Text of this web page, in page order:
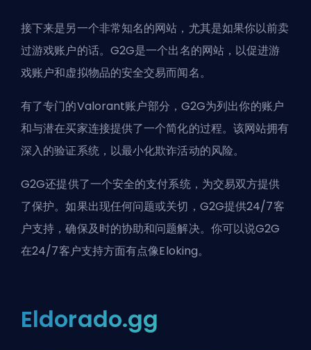
接下来是另一个非常知名的网站，尤其是如果你以前卖
过游戏账户的话。G2G是一个出名的网站，以促进游
戏账户和虚拟物品的安全交易而闻名。
有了专门的Valorant账户部分，G2G为列出你的账户
和与潜在买家连接提供了一个简化的过程。该网站拥有
深入的验证系统，以最小化欺诈活动的风险。
G2G还提供了一个安全的支付系统，为交易双方提供
了保护。如果出现任何问题或关切，G2G提供24/7客
户支持，确保及时的协助和问题解决。你可以说G2G
在24/7客户支持方面有点像Eloking。
Eldorado.gg